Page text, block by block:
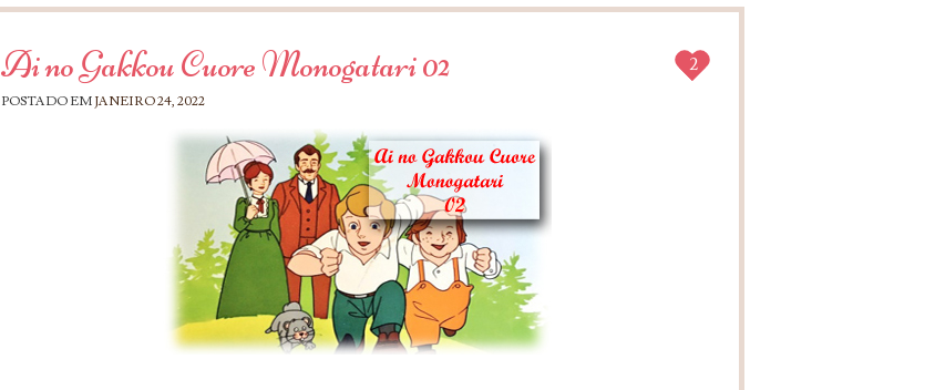
Ai no Gakkou Cuore Monogatari 02
POSTADO EM JANEIRO 24, 2022
2